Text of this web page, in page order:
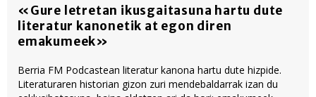
«Gure letretan ikusgaitasuna hartu dute
literatur kanonetik at egon diren
emakumeek»
Berria FM Podcastean literatur kanona hartu dute hizpide.
Literaturaren historian gizon zuri mendebaldarrak izan du